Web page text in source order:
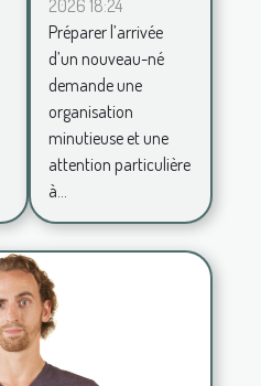
maison à
l'arrivée
d'un
nouveau-
né?
2026 18:24
Préparer l’arrivée
d’un nouveau-né
demande une
organisation
minutieuse et une
attention particulière
à...